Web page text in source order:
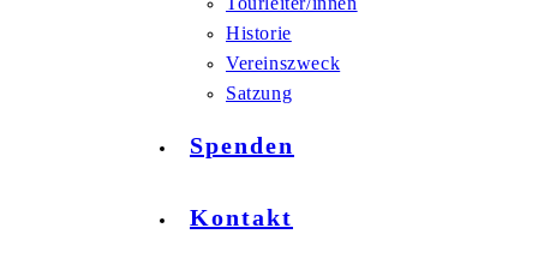
Historie
Vereinszweck
Satzung
Spenden
Kontakt